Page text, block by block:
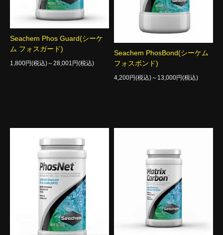
Seachem Phos Guard(シーケ
ム フォスガード)
1,800円(税込)～28,001円(税込)
Seachem PhosBond(シーケム
フォスボンド)
4,200円(税込)～13,000円(税込)